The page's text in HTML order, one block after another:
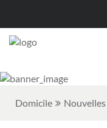
Domicile Nouvelles